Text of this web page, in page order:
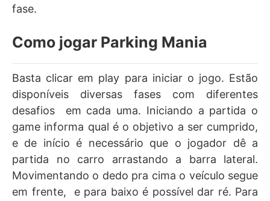
fase.
Como jogar Parking Mania
Basta clicar em play para iniciar o jogo. Estão
disponíveis diversas fases com diferentes
desafios em cada uma. Iniciando a partida o
game informa qual é o objetivo a ser cumprido,
e de início é necessário que o jogador dê a
partida no carro arrastando a barra lateral.
Movimentando o dedo pra cima o veículo segue
em frente, e para baixo é possível dar ré. Para